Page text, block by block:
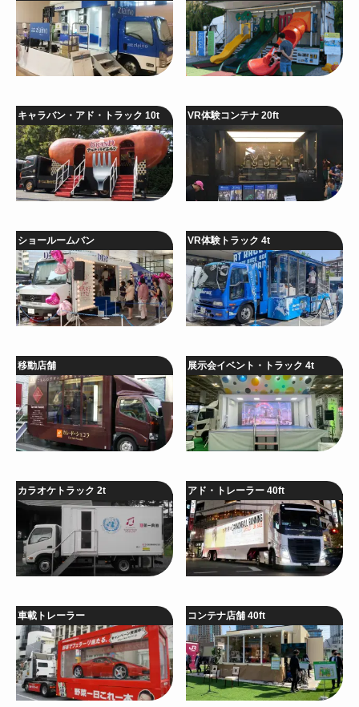
キャラバン・アド・トラック 10t VR体験コンテナ 20ft
ショールームバン VR体験トラック 4t
移動店舗 展示会イベント・トラック 4t
カラオケトラック 2t アド・トレーラー 40ft
車載トレーラー コンテナ店舗 40ft